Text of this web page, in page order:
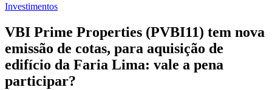
Investimentos
VBI Prime Properties (PVBI11) tem nova
emissão de cotas, para aquisição de
edifício da Faria Lima: vale a pena
participar?